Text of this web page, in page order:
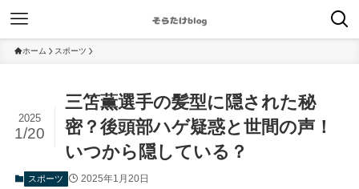
ホーム スポーツ
三笘薫選手の髪型に隠された秘
密？後頭部ハゲ疑惑と世間の声！
いつから隠している？
2025
1/20
スポーツ 2025年1月20日